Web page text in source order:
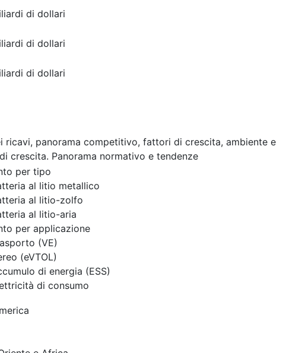
di dollari
di dollari
di dollari
ricavi, panorama competitivo, fattori di crescita, ambiente e
crescita. Panorama normativo e tendenze
per tipo
al litio metallico
al litio-zolfo
al litio-aria
per applicazione
(VE)
(eVTOL)
di energia (ESS)
di consumo